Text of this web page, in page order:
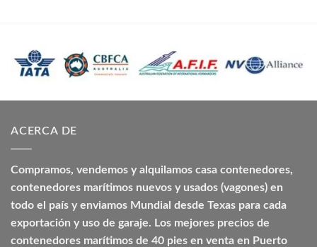
ACERCA DE
Compramos, vendemos y alquilamos casa contenedores,
contenedores marítimos nuevos y usados (vagones) en
todo el país y enviamos Mundial desde Texas para cada
exportación y uso de garaje. Los mejores precios de
contenedores marítimos de 40 pies en venta en Puerto